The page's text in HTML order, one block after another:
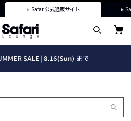
Safari公式通販サイト